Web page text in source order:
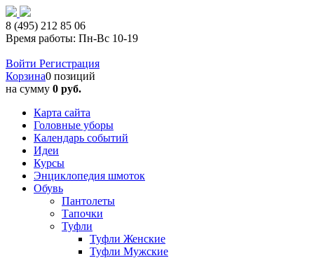
8 (495) 212 85 06
Время работы: Пн-Вс 10-19
Войти Регистрация
Корзина0 позиций
на сумму 0 руб.
Карта сайта
Головные уборы
Календарь событий
Идеи
Курсы
Энциклопедия шмоток
Обувь
Пантолеты
Тапочки
Туфли
Туфли Женские
Туфли Мужские